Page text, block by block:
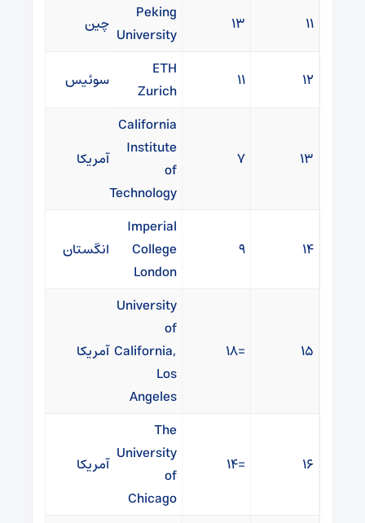
۱۱ ۱۳
Peking
University چین
۱۲ ۱۱
ETH
Zurich
سوئیس
۱۳ ۷
California
Institute
of
Technology
آمریکا
۱۴ ۹
Imperial
College
London
انگستان
۱۵ =۱۸
University
of
California,
Los
Angeles
آمریکا
۱۶ =۱۴
The
University
of
Chicago
آمریکا